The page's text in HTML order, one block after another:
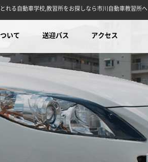
れる自動車学校,教習所をお探しなら市川自動車教習所へ
いて 送迎バス アクセス